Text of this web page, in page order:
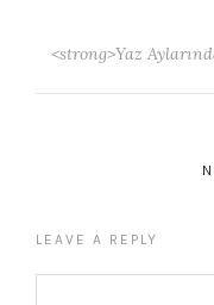
<strong>Yaz
LEAVE A REPLY